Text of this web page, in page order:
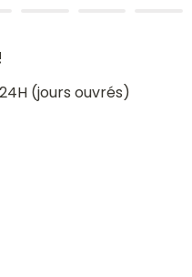
(jours ouvrés)